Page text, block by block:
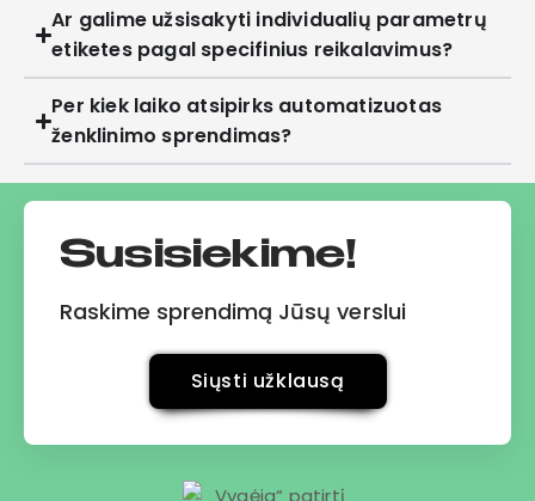
Ar galime užsisakyti individualių parametrų
etiketes pagal specifinius reikalavimus?
Per kiek laiko atsipirks automatizuotas
ženklinimo sprendimas?
Susisiekime!
Raskime sprendimą Jūsų verslui
Siųsti užklausą